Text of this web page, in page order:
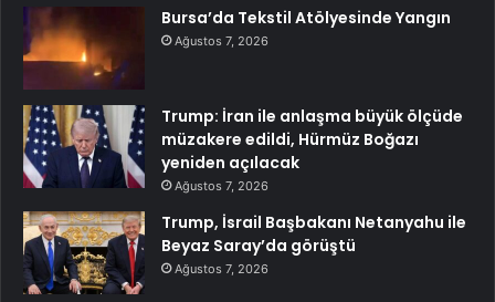
Bursa’da Tekstil Atölyesinde Yangın
Ağustos 7, 2026
Trump: İran ile anlaşma büyük ölçüde
müzakere edildi, Hürmüz Boğazı
yeniden açılacak
Ağustos 7, 2026
Trump, İsrail Başbakanı Netanyahu ile
Beyaz Saray’da görüştü
Ağustos 7, 2026